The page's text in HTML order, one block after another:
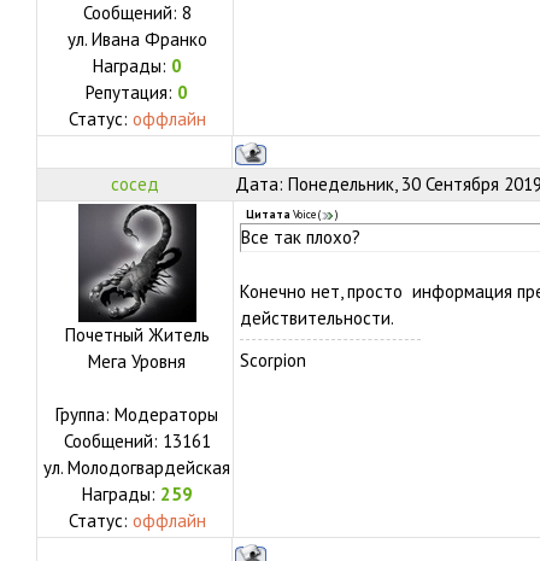
Сообщений: 8
ул. Ивана Франко
Награды: 0
Репутация: 0
Статус: оффлайн
сосед Дата: Понедельник, 30 Сентября
Почетный Житель
Мега Уровня
Группа: Модераторы
Сообщений: 13161
ул. Молодогвардейская
Награды: 259
Статус: оффлайн
Цитата Voice( )
Все так плохо?
Конечно нет, просто информация
действительности.
Scorpion